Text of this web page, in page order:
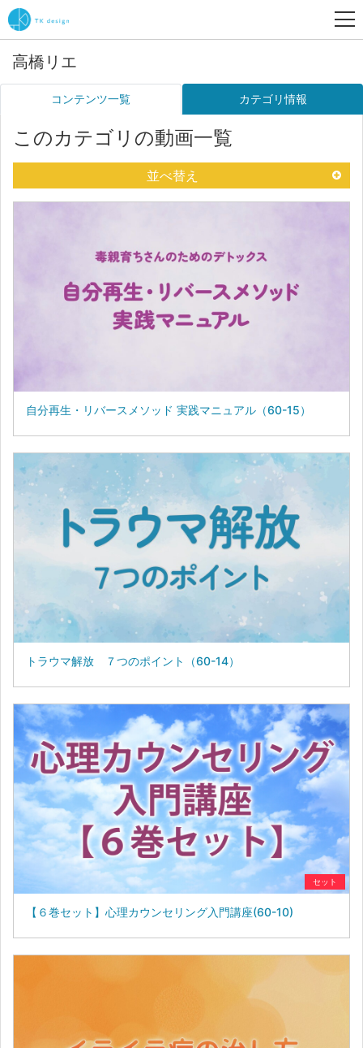
高橋リエ
コンテンツ一覧 カテゴリ情報
このカテゴリの動画一覧
並べ替え
自分再生・リバースメソッド 実践マニュアル（60-15）
トラウマ解放 ７つのポイント（60-14）
セット
【６巻セット】心理カウンセリング入門講座(60-10)